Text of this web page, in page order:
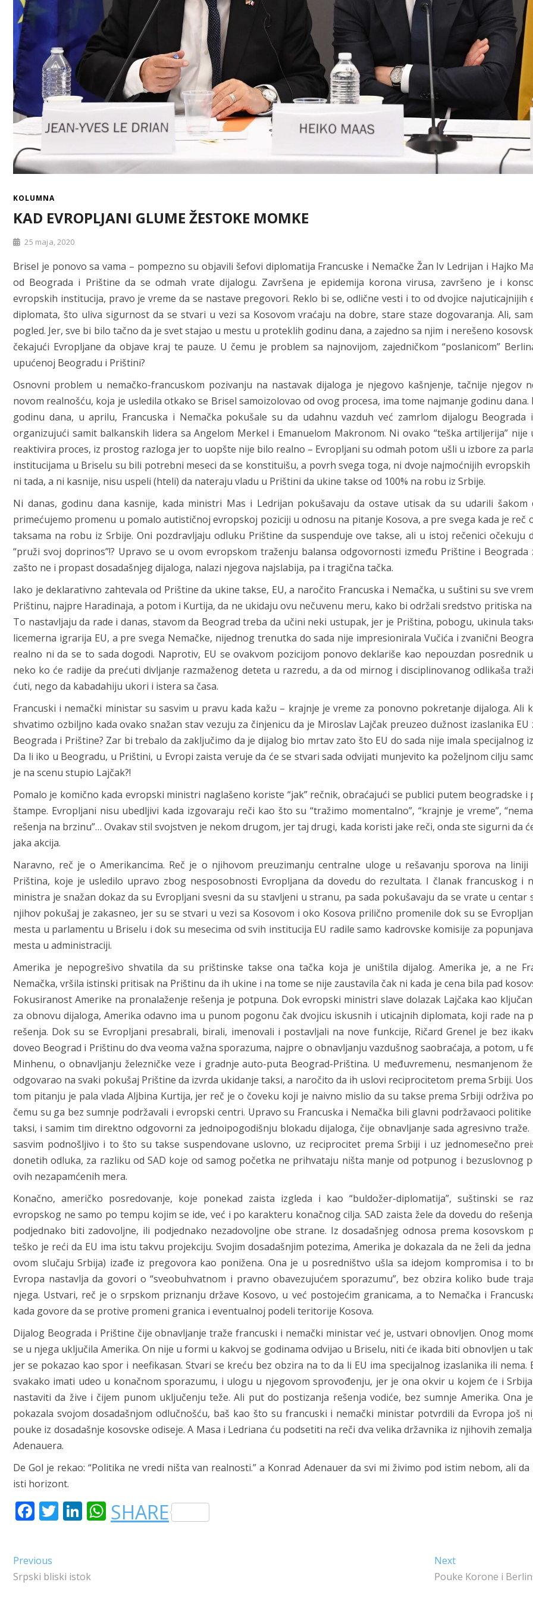
KOLUMNA
KAD EVROPLJANI GLUME ŽESTOKE MOMKE
25 maja, 2020
Brisel je ponovo sa vama – pompezno su objavili šefovi diplomatija Francuske i Nemačke Žan Iv Ledrijan i Hajko
od Beograda i Prištine da se odmah vrate dijalogu. Završena je epidemija korona virusa, završeno je i
evropskih institucija, pravo je vreme da se nastave pregovori. Reklo bi se, odlične vesti i to od dvojice najuticajnijih
diplomata, što uliva sigurnost da se stvari u vezi sa Kosovom vraćaju na dobre, stare staze dogovaranja. Ali,
pogled. Jer, sve bi bilo tačno da je svet stajao u mestu u proteklih godinu dana, a zajedno sa njim i nerešeno
čekajući Evropljane da objave kraj te pauze. U čemu je problem sa najnovijom, zajedničkom “poslanicom”
upućenoj Beogradu i Prištini?
Osnovni problem u nemačko-francuskom pozivanju na nastavak dijaloga je njegovo kašnjenje, tačnije njegov
novom realnošću, koja je usledila otkako se Brisel samoizolovao od ovog procesa, ima tome najmanje godinu dana.
godinu dana, u aprilu, Francuska i Nemačka pokušale su da udahnu vazduh već zamrlom dijalogu Beograda
organizujući samit balkanskih lidera sa Angelom Merkel i Emanuelom Makronom. Ni ovako “teška artiljerija” nije
reaktivira proces, iz prostog razloga jer to uopšte nije bilo realno – Evropljani su odmah potom ušli u izbore za
institucijama u Briselu su bili potrebni meseci da se konstituišu, a povrh svega toga, ni dvoje najmoćnijih
ni tada, a ni kasnije, nisu uspeli (hteli) da nateraju vladu u Prištini da ukine takse od 100% na robu iz Srbije.
Ni danas, godinu dana kasnije, kada ministri Mas i Ledrijan pokušavaju da ostave utisak da su udarili šakom
primećujemo promenu u pomalo autističnoj evropskoj poziciji u odnosu na pitanje Kosova, a pre svega kada je reč
taksama na robu iz Srbije. Oni pozdravljaju odluku Prištine da suspenduje ove takse, ali u istoj rečenici očekuju
“pruži svoj doprinos”!? Upravo se u ovom evropskom traženju balansa odgovornosti između Prištine i Beograda
zašto ne i propast dosadašnjeg dijaloga, nalazi njegova najslabija, pa i tragična tačka.
Iako je deklarativno zahtevala od Prištine da ukine takse, EU, a naročito Francuska i Nemačka, u suštini su sve
Prištinu, najpre Haradinaja, a potom i Kurtija, da ne ukidaju ovu nečuvenu meru, kako bi održali sredstvo pritiska
To nastavljaju da rade i danas, stavom da Beograd treba da učini neki ustupak, jer je Priština, pobogu, ukinula
licemerna igrarija EU, a pre svega Nemačke, nijednog trenutka do sada nije impresionirala Vučića i zvanični
realno ni da se to sada dogodi. Naprotiv, EU se ovakvom pozicijom ponovo deklariše kao nepouzdan posrednik
neko ko će radije da prećuti divljanje razmaženog deteta u razredu, a da od mirnog i disciplinovanog odlikaša
ćuti, nego da kabadahiju ukori i istera sa časa.
Francuski i nemački ministar su sasvim u pravu kada kažu – krajnje je vreme za ponovno pokretanje dijaloga. Ali
shvatimo ozbiljno kada ovako snažan stav vezuju za činjenicu da je Miroslav Lajčak preuzeo dužnost izaslanika EU
Beograda i Prištine? Zar bi trebalo da zaključimo da je dijalog bio mrtav zato što EU do sada nije imala specijalnog
Da li iko u Beogradu, u Prištini, u Evropi zaista veruje da će se stvari sada odvijati munjevito ka poželjnom cilju
je na scenu stupio Lajčak?!
Pomalo je komično kada evropski ministri naglašeno koriste “jak” rečnik, obraćajući se publici putem beogradske i
štampe. Evropljani nisu ubedljivi kada izgovaraju reči kao što su “tražimo momentalno”, “krajnje je vreme”,
rešenja na brzinu”… Ovakav stil svojstven je nekom drugom, jer taj drugi, kada koristi jake reči, onda ste sigurni da
jaka akcija.
Naravno, reč je o Amerikancima. Reč je o njihovom preuzimanju centralne uloge u rešavanju sporova na liniji
Priština, koje je usledilo upravo zbog nesposobnosti Evropljana da dovedu do rezultata. I članak francuskog i
ministra je snažan dokaz da su Evropljani svesni da su stavljeni u stranu, pa sada pokušavaju da se vrate u centar
njihov pokušaj je zakasneo, jer su se stvari u vezi sa Kosovom i oko Kosova prilično promenile dok su se
mesta u parlamentu u Briselu i dok su mesecima od svih institucija EU radile samo kadrovske komisije za
mesta u administraciji.
Amerika je nepogrešivo shvatila da su prištinske takse ona tačka koja je uništila dijalog. Amerika je, a ne
Nemačka, vršila istinski pritisak na Prištinu da ih ukine i na tome se nije zaustavila čak ni kada je cena bila pad
Fokusiranost Amerike na pronalaženje rešenja je potpuna. Dok evropski ministri slave dolazak Lajčaka kao
za obnovu dijaloga, Amerika odavno ima u punom pogonu čak dvojicu iskusnih i uticajnih diplomata, koji rade na
rešenja. Dok su se Evropljani presabrali, birali, imenovali i postavljali na nove funkcije, Ričard Grenel je bez
doveo Beograd i Prištinu do dva veoma važna sporazuma, najpre o obnavljanju vazdušnog saobraćaja, a potom, u
Minhenu, o obnavljanju železničke veze i gradnje auto-puta Beograd-Priština. U međuvremenu, nesmanjenom
odgovarao na svaki pokušaj Prištine da izvrda ukidanje taksi, a naročito da ih uslovi reciprocitetom prema Srbiji.
tom pitanju je pala vlada Aljbina Kurtija, jer reč je o čoveku koji je naivno mislio da su takse prema Srbiji održiva
čemu su ga bez sumnje podržavali i evropski centri. Upravo su Francuska i Nemačka bili glavni podržavaoci
taksi, i samim tim direktno odgovorni za jednoipogodišnju blokadu dijaloga, čije obnavljanje sada agresivno traže.
sasvim podnošljivo i to što su takse suspendovane uslovno, uz reciprocitet prema Srbiji i uz jednomesečno
donetih odluka, za razliku od SAD koje od samog početka ne prihvataju ništa manje od potpunog i bezuslovnog
ovih nezapamćenih mera.
Konačno, američko posredovanje, koje ponekad zaista izgleda i kao “buldožer-diplomatija”, suštinski se
evropskog ne samo po tempu kojim se ide, već i po karakteru konačnog cilja. SAD zaista žele da dovedu do
podjednako biti zadovoljne, ili podjednako nezadovoljne obe strane. Iz dosadašnjeg odnosa prema kosovskom
teško je reći da EU ima istu takvu projekciju. Svojim dosadašnjim potezima, Amerika je dokazala da ne želi da
ovom slučaju Srbija) izađe iz pregovora kao ponižena. Ona je u posredništvo ušla sa idejom kompromisa i to
Evropa nastavlja da govori o “sveobuhvatnom i pravno obavezujućem sporazumu”, bez obzira koliko bude
njega. Ustvari, reč je o srpskom priznanju države Kosovo, u već postojećim granicama, a to Nemačka i
kada govore da se protive promeni granica i eventualnoj podeli teritorije Kosova.
Dijalog Beograda i Prištine čije obnavljanje traže francuski i nemački ministar već je, ustvari obnovljen. Onog
se u njega uključila Amerika. On nije u formi u kakvoj se godinama odvijao u Briselu, niti će ikada biti obnovljen u
jer se pokazao kao spor i neefikasan. Stvari se kreću bez obzira na to da li EU ima specijalnog izaslanika ili nema.
svakako imati udeo u konačnom sporazumu, i ulogu u njegovom sprovođenju, jer je ona okvir u kojem će i
nastaviti da žive i čijem punom uključenju teže. Ali put do postizanja rešenja vodiće, bez sumnje Amerika. Ona
pokazala svojom dosadašnjom odlučnošću, baš kao što su francuski i nemački ministar potvrdili da Evropa još
pouke iz dosadašnje kosovske odiseje. A Masa i Ledriana ću podsetiti na reči dva velika državnika iz njihovih zemalja
Adenauera.
De Gol je rekao: “Politika ne vredi ništa van realnosti.” a Konrad Adenauer da svi mi živimo pod istim nebom, ali
isti horizont.
F
E
B
T
T
E
LI
E
DI
W
H
SHARE
Kretanje
članka
Previous
post:
Srpski bliski istok
NextNext
post:
Pouke Korone i